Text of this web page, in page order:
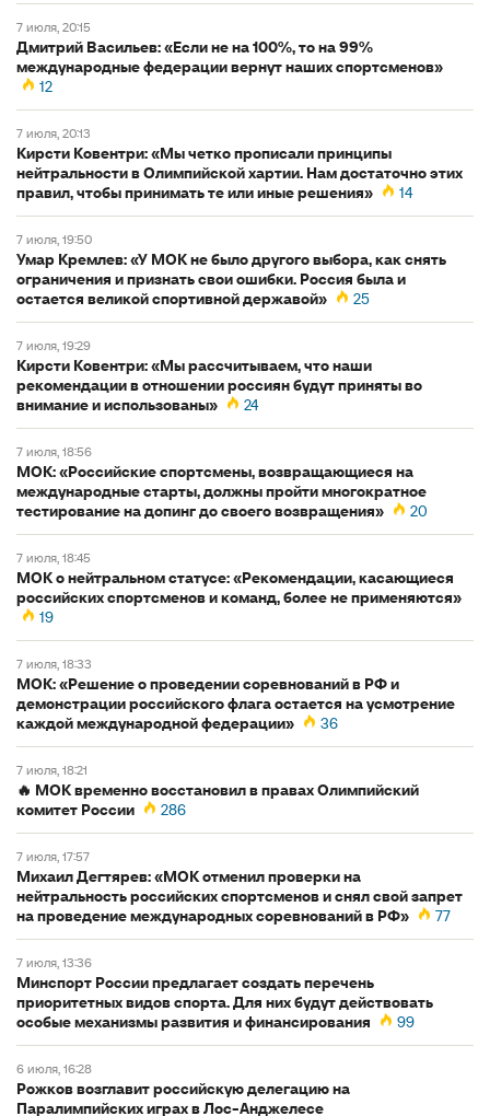
7 июля, 20:15
Дмитрий Васильев: «Если не на 100%, то на 99%
международные федерации вернут наших спортсменов»
12
7 июля, 20:13
Кирсти Ковентри: «Мы четко прописали принципы
нейтральности в Олимпийской хартии. Нам достаточно этих
правил, чтобы принимать те или иные решения»
14
7 июля, 19:50
Умар Кремлев: «У МОК не было другого выбора, как снять
ограничения и признать свои ошибки. Россия была и
остается великой спортивной державой»
25
7 июля, 19:29
Кирсти Ковентри: «Мы рассчитываем, что наши
рекомендации в отношении россиян будут приняты во
внимание и использованы»
24
7 июля, 18:56
МОК: «Российские спортсмены, возвращающиеся на
международные старты, должны пройти многократное
тестирование на допинг до своего возвращения»
20
7 июля, 18:45
МОК о нейтральном статусе: «Рекомендации, касающиеся
российских спортсменов и команд, более не применяются»
19
7 июля, 18:33
МОК: «Решение о проведении соревнований в РФ и
демонстрации российского флага остается на усмотрение
каждой международной федерации»
36
7 июля, 18:21
🔥 МОК временно восстановил в правах Олимпийский
комитет России
286
7 июля, 17:57
Михаил Дегтярев: «МОК отменил проверки на
нейтральность российских спортсменов и снял свой запрет
на проведение международных соревнований в РФ»
77
7 июля, 13:36
Минспорт России предлагает создать перечень
приоритетных видов спорта. Для них будут действовать
особые механизмы развития и финансирования
99
6 июля, 16:28
Рожков возглавит российскую делегацию на
Паралимпийских играх в Лос-Анджелесе